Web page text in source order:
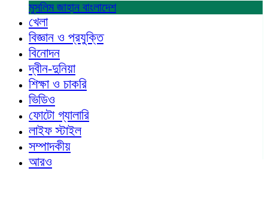
মুসলিম জাহান বাংলাদেশ
খেলা
বিজ্ঞান ও প্রযুক্তি
বিনোদন
দ্বীন-দুনিয়া
শিক্ষা ও চাকরি
ভিডিও
ফোটো গ্যালারি
লাইফ স্টাইল
সম্পাদকীয়
আরও